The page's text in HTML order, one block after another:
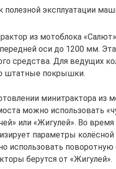
полезной эксплуатации
из мотоблока
оси до 1200 мм.
средства. Для ведущих
штатные покрышки.
минитрактора из
можно использовать
или «Жигулей». Во время
параметры
использовать поворотную
берутся от «Жигулей».